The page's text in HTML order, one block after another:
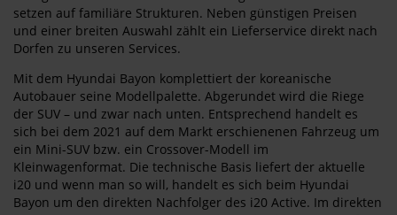
setzen auf familiäre Strukturen. Neben günstigen Preisen
und einer breiten Auswahl zählt ein Lieferservice direkt nach
Dorfen zu unseren Services.
Mit dem Hyundai Bayon komplettiert der koreanische
Autobauer seine Modellpalette. Abgerundet wird die Riege
der SUV – und zwar nach unten. Entsprechend handelt es
sich bei dem 2021 auf dem Markt erschienenen Fahrzeug um
ein Mini-SUV bzw. ein Crossover-Modell im
Kleinwagenformat. Die technische Basis liefert der aktuelle
i20 und wenn man so will, handelt es sich beim Hyundai
Bayon um den direkten Nachfolger des i20 Active. Im direkten